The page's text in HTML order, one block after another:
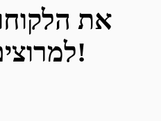
את
למרוצים יותר!